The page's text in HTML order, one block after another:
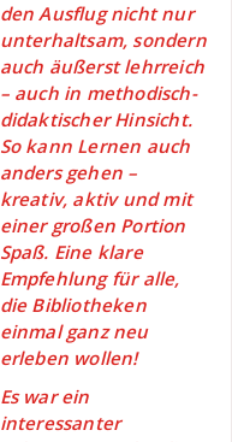
den Ausflug nicht nur
unterhaltsam, sondern
auch äußerst lehrreich
– auch in methodisch-
didaktischer Hinsicht.
So kann Lernen auch
anders gehen –
kreativ, aktiv und mit
einer großen Portion
Spaß. Eine klare
Empfehlung für alle,
die Bibliotheken
einmal ganz neu
erleben wollen!
Es war ein
interessanter